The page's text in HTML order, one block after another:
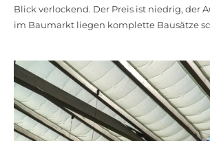
Blick verlockend. Der Preis ist niedrig, der
im Baumarkt liegen komplette Bausätze